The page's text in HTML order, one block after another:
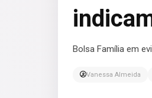
Bolsa Família em
Vanessa Almeida